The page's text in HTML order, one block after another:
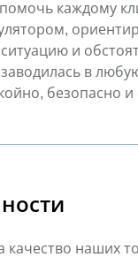
каждому
и
в
безопасно и
наших